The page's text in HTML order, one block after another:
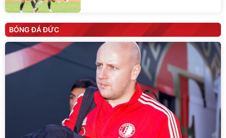
BÓNG ĐÁ ĐỨC